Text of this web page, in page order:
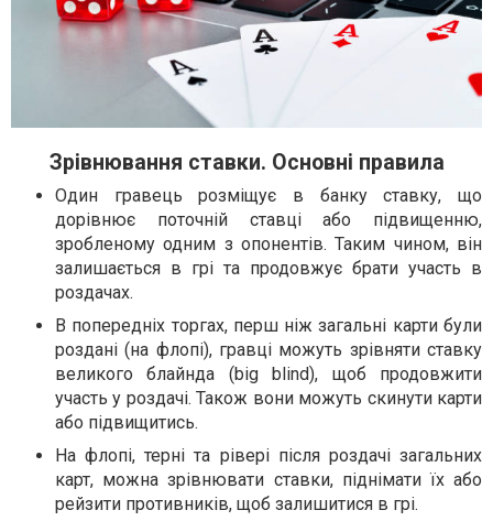
Зрівнювання ставки. Основні правила
Один гравець розміщує в банку ставку, що
дорівнює поточній ставці або підвищенню,
зробленому одним з опонентів. Таким чином, він
залишається в грі та продовжує брати участь в
роздачах.
В попередніх торгах, перш ніж загальні карти були
роздані (на флопі), гравці можуть зрівняти ставку
великого блайнда (big blind), щоб продовжити
участь у роздачі. Також вони можуть скинути карти
або підвищитись.
На флопі, терні та рівері після роздачі загальних
карт, можна зрівнювати ставки, піднімати їх або
рейзити противників, щоб залишитися в грі.